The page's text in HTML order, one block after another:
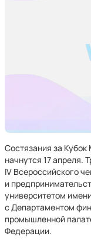
Состязания за
начнутся 17 апреля.
IV Всероссийского
и
университетом
c Департаментом
промышленной
Федерации.